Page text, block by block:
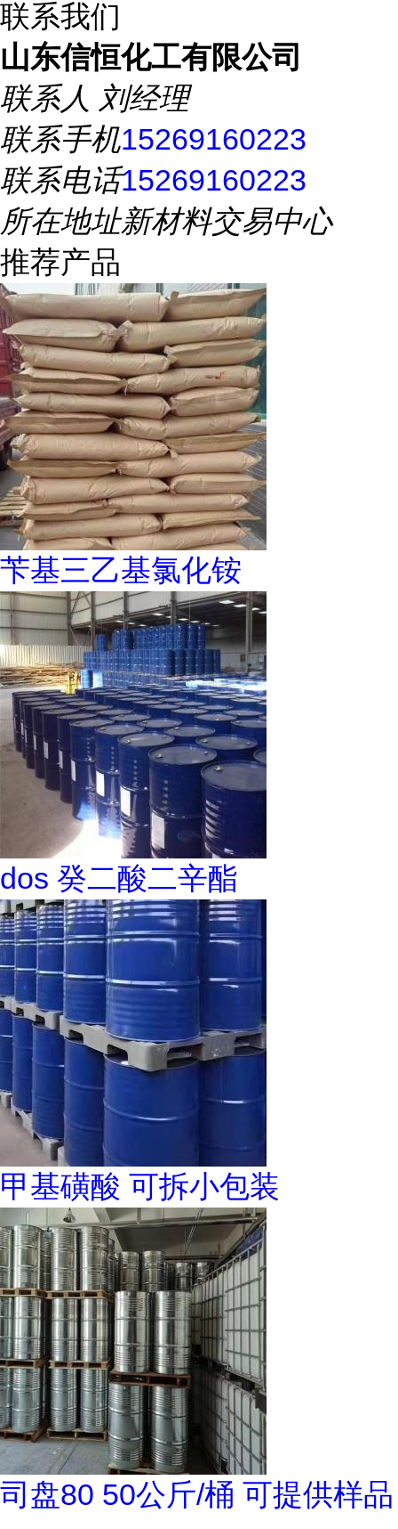
联系我们
山东信恒化工有限公司
联系人 刘经理
联系手机15269160223
联系电话15269160223
所在地址新材料交易中心
推荐产品
苄基三乙基氯化铵
dos 癸二酸二辛酯
甲基磺酸 可拆小包装
司盘80 50公斤/桶 可提供样品